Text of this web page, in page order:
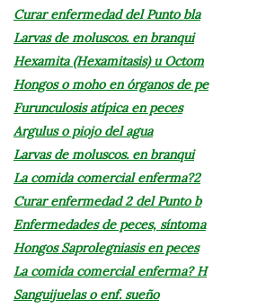
Curar enfermedad del Punto bla
Larvas de moluscos. en branqui
Hexamita (Hexamitasis) u Octom
Hongos o moho en órganos de pe
Furunculosis atípica en peces
Argulus o piojo del agua
Larvas de moluscos. en branqui
La comida comercial enferma?2
Curar enfermedad 2 del Punto b
Enfermedades de peces, síntoma
Hongos Saprolegniasis en peces
La comida comercial enferma? H
Sanguijuelas o enf. sueño